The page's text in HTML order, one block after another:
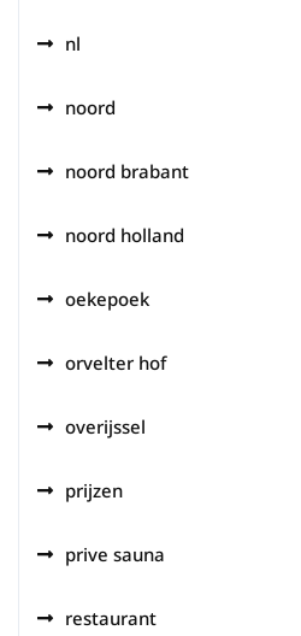
nl
noord
noord brabant
noord holland
oekepoek
orvelter hof
overijssel
prijzen
prive sauna
restaurant